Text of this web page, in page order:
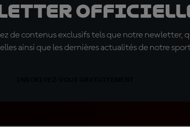
officielle
de contenus exclusifs tels que notre newletter,
ainsi que les dernières actualités de notre